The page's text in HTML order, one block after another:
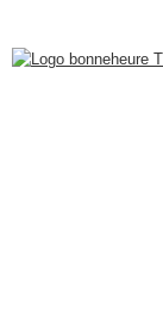
navigation